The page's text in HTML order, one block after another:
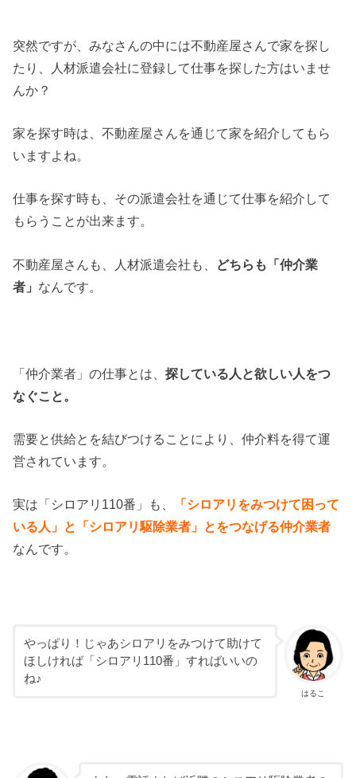
突然ですが、みなさんの中には不動産屋さんで家を探し
たり、人材派遣会社に登録して仕事を探した方はいませ
んか？
家を探す時は、不動産屋さんを通じて家を紹介してもら
いますよね。
仕事を探す時も、その派遣会社を通じて仕事を紹介して
もらうことが出来ます。
不動産屋さんも、人材派遣会社も、 どちらも「仲介業
者」 なんです。
「仲介業者」の仕事とは、探している人と欲しい人をつ
なぐこと。
需要と供給とを結びつけることにより、仲介料を得て運
営されています。
実は「シロアリ110番」も、
「シロアリをみつけて困って
いる人」と「シロアリ駆除業者」とをつなげる仲介業者
なんです。
はるこ
やっぱり！じゃあシロアリをみつけて助けて
ほしければ「シロアリ110番」すればいいの
ね♪